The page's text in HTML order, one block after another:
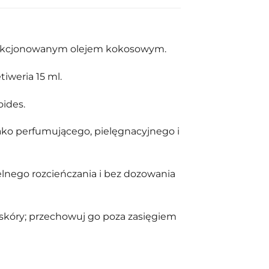
olejem kokosowym.
15 ml.
perfumującego, pielęgnacyjnego i
rozcieńczania i bez dozowania
przechowuj go poza zasięgiem